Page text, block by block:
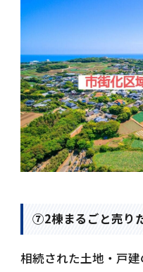
⑦2棟まるごと売り
相続された土地・戸